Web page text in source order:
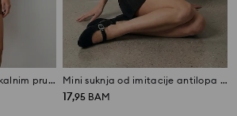
Oversize košulja s vertikalnim prugama i džepom Mini suknja od imitacije antilopa s rajsferšlusom
17,95 BAM